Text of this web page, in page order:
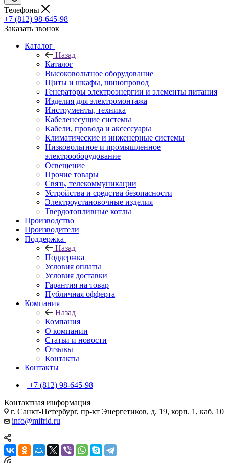
Телефоны
+7 (812) 98-645-98
Заказать звонок
Каталог
Назад
Каталог
Высоковольтное оборудование
Щиты и шкафы, шинопровод
Генераторы электроэнергии и элементы питания
Изделия для электромонтажа
Инструменты, техника
Кабеленесущие системы
Кабели, провода и аксессуары
Климатические и инженерные системы
Низковольтное и промышленное
электрооборудование
Освещение
Прочие товары
Связь, телекоммуникации
Устройства и средства безопасности
Электроустановочные изделия
Твердотопливные котлы
Производство
Производители
Поддержка
Назад
Поддержка
Условия оплаты
Условия доставки
Гарантия на товар
Публичная офферта
Компания
Назад
Компания
О компании
Статьи и новости
Отзывы
Контакты
Контакты
+7 (812) 98-645-98
Контактная информация
г. Санкт-Петербург, пр-кт Энергетиков, д. 19, корп. 1, каб. 10
info@mifrid.ru